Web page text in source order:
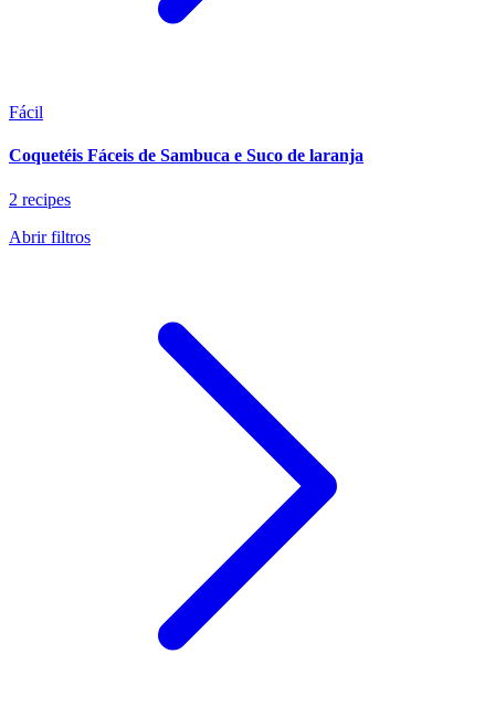
Fácil
Coquetéis Fáceis de Sambuca e Suco de laranja
2 recipes
Abrir filtros